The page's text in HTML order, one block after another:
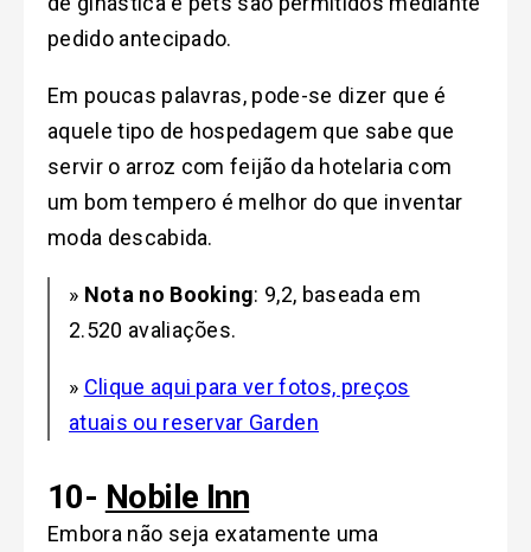
pedido antecipado.
Em poucas palavras, pode-se dizer que é
aquele tipo de hospedagem que sabe que
servir o arroz com feijão da hotelaria com
um bom tempero é melhor do que inventar
moda descabida.
» Nota no Booking: 9,2, baseada em
2.520 avaliações.
» Clique aqui para ver fotos, preços
atuais ou reservar Garden
10- Nobile Inn
Embora não seja exatamente uma